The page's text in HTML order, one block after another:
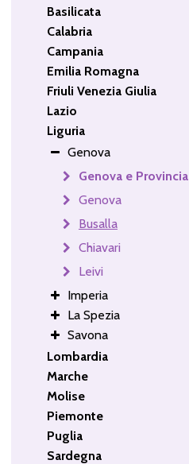
Basilicata
Calabria
Campania
Emilia Romagna
Friuli Venezia Giulia
Lazio
Liguria
Genova
Genova e Provincia
Genova
Busalla
Chiavari
Leivi
Imperia
La Spezia
Savona
Lombardia
Marche
Molise
Piemonte
Puglia
Sardegna